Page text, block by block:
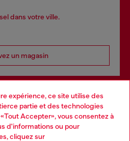
expérience, ce site utilise des
partie et des technologies
Accepter», vous consentez à
d'informations ou pour
cliquez sur
dans votre ville.
un magasin
en ligne et en magasin.